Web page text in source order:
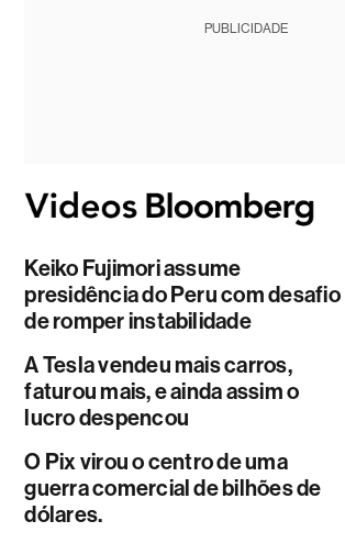
PUBLICIDADE
Keiko Fujimori assume
presidência do Peru com desafio
de romper instabilidade
A Tesla vendeu mais carros,
faturou mais, e ainda assim o
lucro despencou
O Pix virou o centro de uma
guerra comercial de bilhões de
dólares.